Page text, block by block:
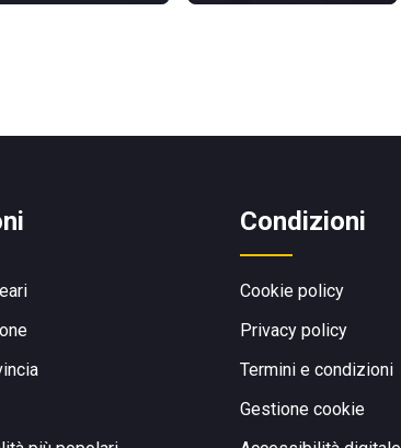
Condizioni
Cookie policy
Privacy policy
Termini e condizioni
Gestione cookie